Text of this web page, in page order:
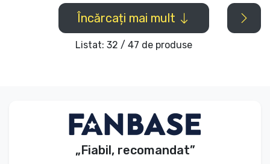
Încărcați mai mult
Listat: 32 / 47 de produse
„Fiabil, recomandat”